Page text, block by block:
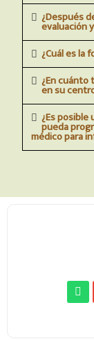
¿Después
evaluación
¿Cuál es la
¿En cuánto
en su
¿Es posible
pueda
médico para